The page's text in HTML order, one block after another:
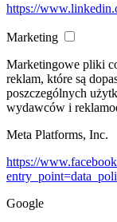
https://
Marketing
Marketingowe pliki
reklam, które są
poszczególnych
wydawców i
Meta Platforms, Inc.
https://
Google